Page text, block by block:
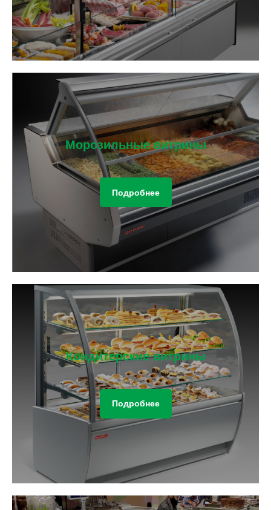
Морозильные витрины
Подробнее
Кондитерские витрины
Подробнее